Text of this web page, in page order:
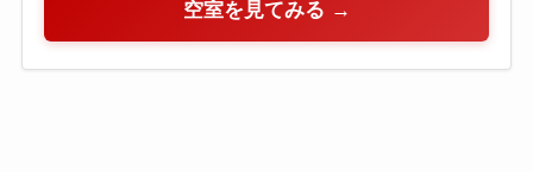
空室を見てみる →